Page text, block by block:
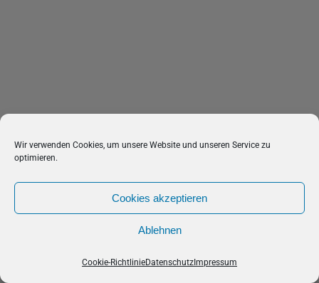
Wir verwenden Cookies, um unsere Website und unseren Service zu
optimieren.
Cookies akzeptieren
Ablehnen
Cookie-RichtlinieDatenschutz Impressum